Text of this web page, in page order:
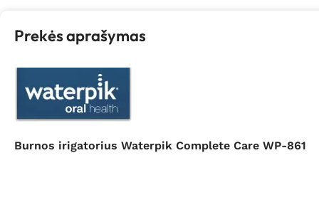
Prekės aprašymas
Burnos irigatorius Waterpik Complete Care WP-861